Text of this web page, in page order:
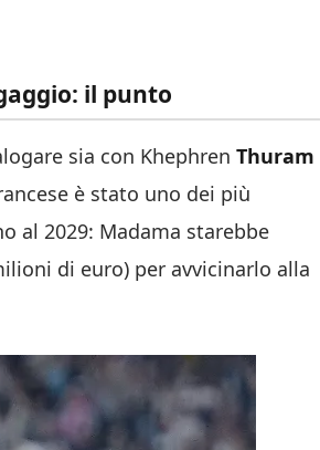
il punto
sia con Khephren Thuram
è stato uno dei più
al 2029: Madama starebbe
di euro) per avvicinarlo alla